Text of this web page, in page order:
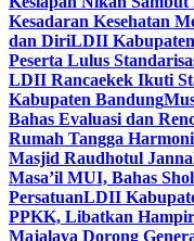
Kesadaran Kesehatan
dan DiriLDII
Peserta Lulus
LDII Rancaekek Ikuti
Kabupaten Bandung
Bahas Evaluasi dan
Rumah Tangga
Masjid Raudhotul
Masa’il MUI, Bahas
PersatuanLDII
PPKK, Libatkan
Majalaya Dorong